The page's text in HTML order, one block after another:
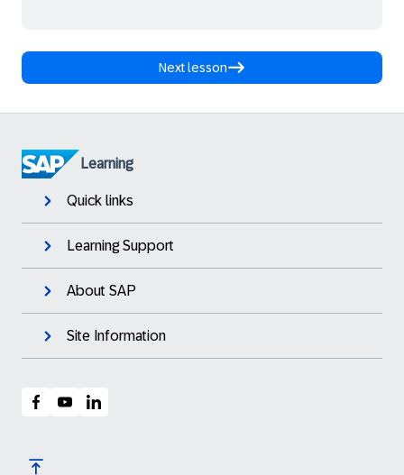
Next lesson
Learning
Quick links
Learning Support
About SAP
Site Information